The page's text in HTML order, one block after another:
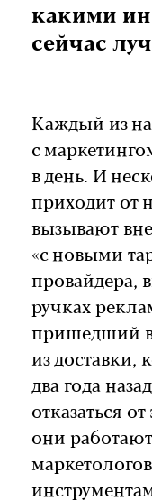
какими
сейчас
Каждый из
с
в день. И
приходит от
вызывают
«с новыми
провайдера,
ручках
пришедший в
из доставки,
два года
отказаться
они